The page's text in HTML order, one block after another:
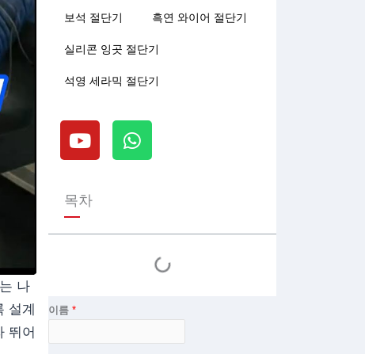
나
설계
뛰어
보석 절단기 흑연 와이어 절단기
실리콘 잉곳 절단기
석영 세라믹 절단기
유
튜
브
W
h
a
p
목차
이름*